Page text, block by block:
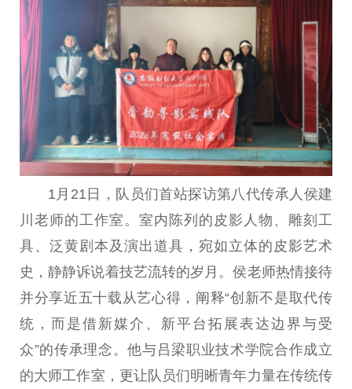
1月21日，队员们首站探访第八代传承人侯建
川老师的工作室。室内陈列的皮影人物、雕刻工
具、泛黄剧本及演出道具，宛如立体的皮影艺术
史，静静诉说着技艺流转的岁月。侯老师热情接待
并分享近五十载从艺心得，阐释“创新不是取代传
统，而是借新媒介、新平台 拓展表达边界与受
众”的传承理念。他与吕梁职业技术学院合作成立
的大师工作室，更让队员们明晰青年力量在传统传